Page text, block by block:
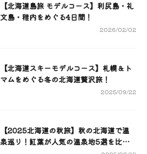
【北海道島旅 モデルコース】利尻島・礼
文島・稚内をめぐる4日間！
2026/02/02
【北海道スキーモデルコース】札幌＆ト
マムをめぐる冬の北海道贅沢旅！
2025/09/22
【2025北海道の秋旅】秋の北海道で温
泉巡り！紅葉が人気の温泉地5選を比